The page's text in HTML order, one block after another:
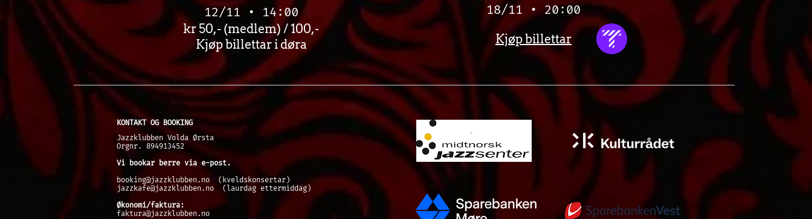
12/11 • 14:00
kr 50,- (medlem) / 100,-
Kjøp billettar i døra
18/11 • 20:00
Kjøp billettar
KONTAKT OG BOOKING
Jazzklubben Volda Ørsta
Orgnr. 894913452
Vi bookar berre via e-post.
booking@jazzklubben.no (kveldskonsertar)
jazzkafe@jazzklubben.no (laurdag ettermiddag)
Økonomi/faktura:
faktura@jazzklubben.no